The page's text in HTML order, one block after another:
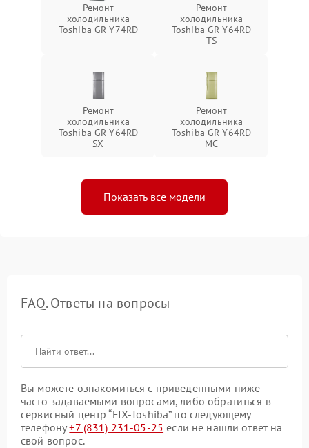
Ремонт
холодильника
Toshiba GR-Y74RD
Ремонт
холодильника
Toshiba GR-Y64RD
TS
Ремонт
холодильника
Toshiba GR-Y64RD
SX
Ремонт
холодильника
Toshiba GR-Y64RD
MC
Показать все модели
FAQ. Ответы на вопросы
Вы можете ознакомиться с приведенными ниже
часто задаваемыми вопросами, либо обратиться в
сервисный центр “FIX-Toshiba” по следующему
телефону+7 (831) 231-05-25 если не нашли ответ на
свой вопрос.